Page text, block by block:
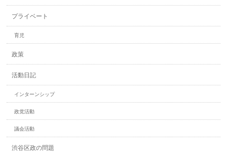
プライベート
育児
政策
活動日記
インターンシップ
政党活動
議会活動
渋谷区政の問題